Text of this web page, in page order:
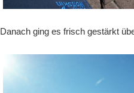
Danach ging es frisch gestärkt